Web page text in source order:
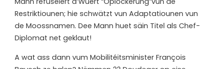
Restriktiounen; hie schwätzt vun Adaptatiounen vun
de Moossnamen. Dee Mann huet säin Titel als Chef-
Diplomat net geklaut!
A wat ass dann vum Mobilitéitsminister François